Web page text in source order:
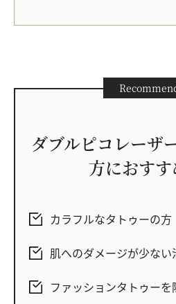
ダブルピコレーザ
方におす
カラフルなタトゥーの方
肌へのダメージが少な
ファッションタトゥー